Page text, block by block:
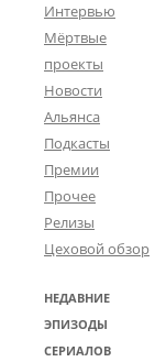
2
Л
у
ч
ш
й
р
е
ж
и
ё
р
(
Интервью
Мёртвые
проекты
Новости
Альянса
Подкасты
Премии
Прочее
Релизы
Цеховой обзор
НЕДАВНИЕ
ЭПИЗОДЫ
СЕРИАЛОВ